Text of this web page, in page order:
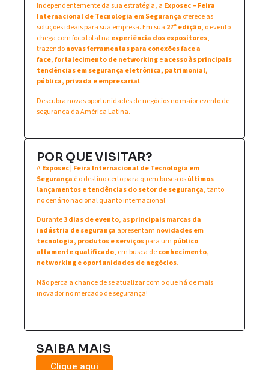
Independentemente da sua estratégia, a Exposec – Feira
Internacional de Tecnologia em Segurança oferece as
soluções ideais para sua empresa. Em sua 27ª edição, o evento
chega com foco total na experiência dos expositores,
trazendonovas ferramentas para conexões face a
face,fortalecimento de networkingeacesso às principais
tendências em segurança eletrônica, patrimonial,
pública, privada e empresarial.
Descubra novas oportunidades de negócios no maior evento de
segurança da América Latina.
POR QUE VISITAR?
AExposec | Feira Internacional de Tecnologia em
Segurança é o destino certo para quem busca osúltimos
lançamentos e tendências do setor de segurança, tanto
no cenário nacional quanto internacional.
Durante3 dias de evento, asprincipais marcas da
indústria de segurança apresentam novidades em
tecnologia, produtos e serviçospara um público
altamente qualificado, em busca deconhecimento,
networking e oportunidades de negócios.
Não perca a chance de se atualizar com o que há de mais
inovador no mercado de segurança!
SAIBA MAIS
Clique aqui